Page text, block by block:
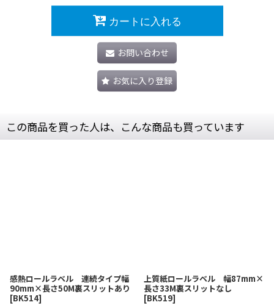
カートに入れる
お問い合わせ
お気に入り登録
この商品を買った人は、こんな商品も買っています
感熱ロールラベル 連続タイプ幅
90mm×長さ50M裏スリットあり
[BK514]
上質紙ロールラベル 幅87mm×
長さ33M裏スリットなし
[BK519]